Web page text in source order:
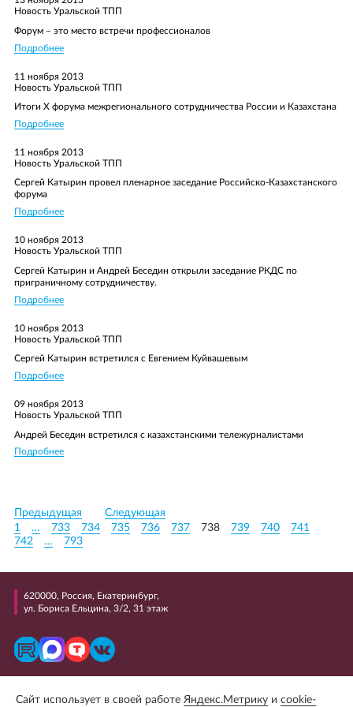
Новость Уральской ТПП
Форум – это место встречи профессионалов
Подробнее
11 ноября 2013
Новость Уральской ТПП
Итоги X форума межрегионального сотрудничества России и Казахстана
Подробнее
11 ноября 2013
Новость Уральской ТПП
Сергей Катырин провел пленарное заседание Российско-Казахстанского
форума
Подробнее
10 ноября 2013
Новость Уральской ТПП
Сергей Катырин и Андрей Беседин открыли заседание РКДС по
приграничному сотрудничеству.
Подробнее
10 ноября 2013
Новость Уральской ТПП
Сергей Катырин встретился с Евгением Куйвашевым
Подробнее
09 ноября 2013
Новость Уральской ТПП
Андрей Беседин встретился с казахстанскими тележурналистами
Подробнее
Предыдущая
Следующая
1
… 733 734 735 736 737 738 739 740
741
742
… 793
620000, Россия, Екатеринбург,
ул. Бориса Ельцина, 3/2, 31 этаж
E-mail: uralcci@uralcci.com
Сайт использует в своей работе Яндекс.Метрику и cookie-
Текст сообщения
Да, я согласен на обработку персональных данных и ознакомлен с
Федеральным законом от 27 июля 2006 г. № 152-ФЗ «О
ОТПРАВИТЬ
Email
Ваш телефон/E-mail
Прикрепить файл отзыва
Вы можете подгрузить файл (формата doc, docx, pdf)
Да, я согласен на обработку персональных данных и ознакомлен с
условиями защиты персональных данных в соответствии с
ОТПРАВИТЬ
E-mail
условиями защиты персональных данных
Федеральным законом от 27 июля 2006 г. № 152-ФЗ «О
персональных данных»